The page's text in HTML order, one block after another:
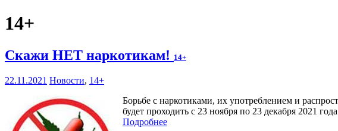
14+
Скажи НЕТ наркотикам! 14+
22.11.2021 Новости, 14+
Борьбе с наркотиками, их употреблением и
будет проходить с 23 ноября по 23 декабря 2021
Подробнее